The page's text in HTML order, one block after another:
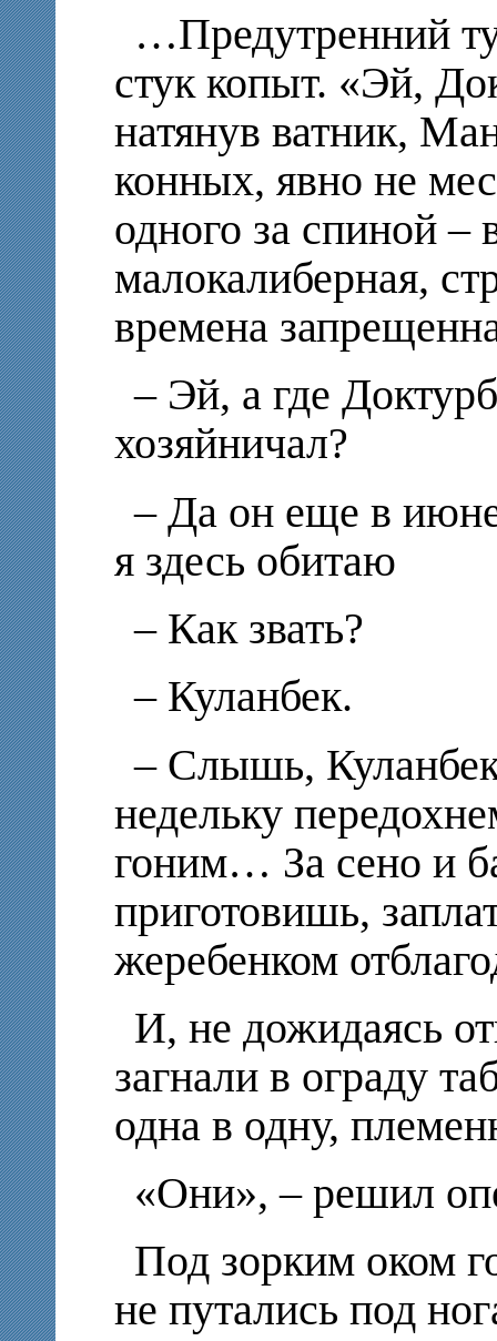
…Предутренний
стук копыт. «Эй,
натянув ватник,
конных, явно не
одного за спиной –
малокалиберная,
времена
– Эй, а где
хозяйничал?
– Да он еще в
я здесь обитаю
– Как звать?
– Куланбек.
– Слышь,
недельку
гоним… За сено и
приготовишь,
жеребенком
И, не дожидаясь
загнали в ограду
одна в одну,
«Они», – решил
Под зорким оком
не путались под